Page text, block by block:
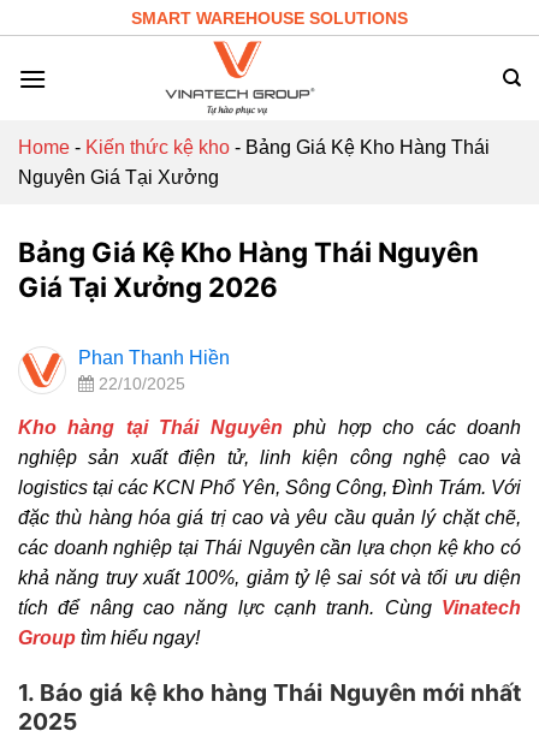
content
SMART WAREHOUSE SOLUTIONS
Home - Kiến thức kệ kho - Bảng Giá Kệ Kho Hàng Thái
Nguyên Giá Tại Xưởng
Bảng Giá Kệ Kho Hàng Thái Nguyên
Giá Tại Xưởng 2026
Phan Thanh Hiền
22/10/2025
Kho hàng tại Thái Nguyên phù hợp cho các doanh
nghiệp sản xuất điện tử, linh kiện công nghệ cao và
logistics tại các KCN Phổ Yên, Sông Công, Đình Trám. Với
đặc thù hàng hóa giá trị cao và yêu cầu quản lý chặt chẽ,
các doanh nghiệp tại Thái Nguyên cần lựa chọn kệ kho có
khả năng truy xuất 100%, giảm tỷ lệ sai sót và tối ưu diện
tích để nâng cao năng lực cạnh tranh. Cùng Vinatech
Group tìm hiểu ngay!
1. Báo giá kệ kho hàng Thái Nguyên mới nhất
2025